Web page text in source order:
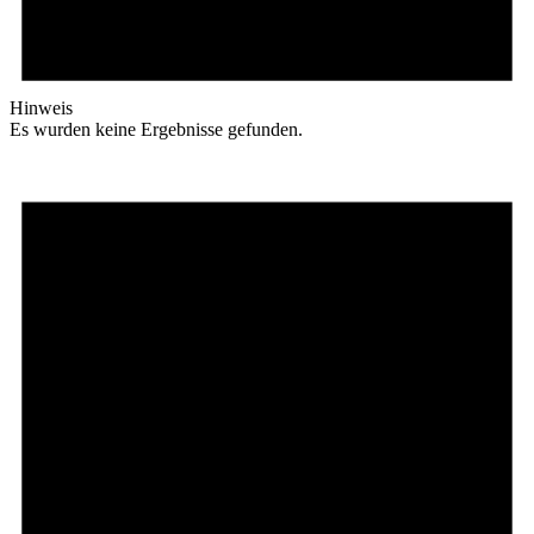
Hinweis
Es wurden keine Ergebnisse gefunden.